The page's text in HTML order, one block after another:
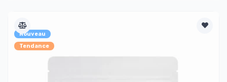
Nouveau
Tendance